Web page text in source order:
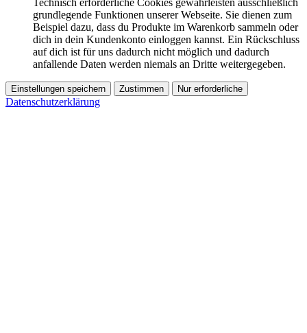
Technisch erforderliche Cookies gewährleisten ausschließlich
grundlegende Funktionen unserer Webseite. Sie dienen zum
Beispiel dazu, dass du Produkte im Warenkorb sammeln oder
dich in dein Kundenkonto einloggen kannst. Ein Rückschluss
auf dich ist für uns dadurch nicht möglich und dadurch
anfallende Daten werden niemals an Dritte weitergegeben.
Einstellungen speichern Zustimmen Nur erforderliche
Datenschutzerklärung